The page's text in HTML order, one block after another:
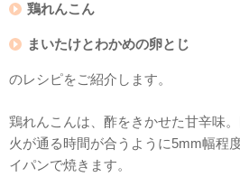
鶏れんこん
まいたけとわかめの卵とじ
のレシピをご紹介します。
鶏れんこんは、酢をきかせた甘辛味
火が通る時間が合うように5mm幅程
イパンで焼きます。